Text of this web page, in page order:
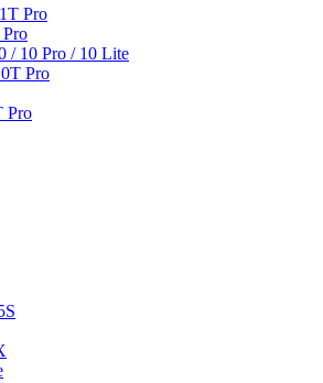
Pro
/ 10 Pro / 10 Lite
Pro
Pro